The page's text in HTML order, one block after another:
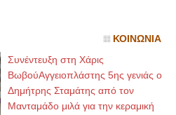
ΚΟΙΝΩΝΙΑ
Συνέντευξη στη Χάρις
ΒωβούΑγγειοπλάστης 5ης γενιάς ο
Δημήτρης Σταμάτης από τον
Μανταμάδο μιλά για την κεραμική